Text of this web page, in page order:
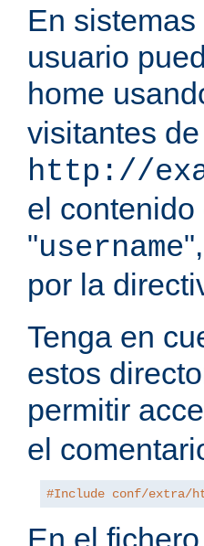
En
usuario
home
visitantes
http://
el
"username
por la
Tenga en
estos
permitir
el
#Include conf/extra/
En el